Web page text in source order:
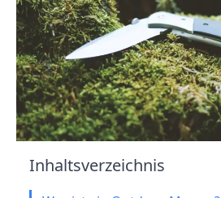
Inhaltsverzeichnis